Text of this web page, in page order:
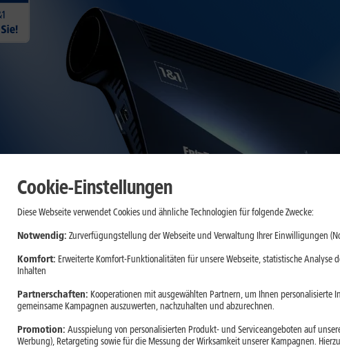
Cookie-Einstellungen
Diese Webseite verwendet Cookies und ähnliche Technologien für folgende Zwecke:
Notwendig: Zurverfügungstellung der Webseite und Verwaltung Ihrer Einwilligungen
Komfort: Erweiterte Komfort-Funktionalitäten für unsere Webseite, statistische
Inhalten
Partnerschaften: Kooperationen mit ausgewählten Partnern, um Ihnen personalisierte
gemeinsame Kampagnen auszuwerten, nachzuhalten und abzurechnen.
Promotion: Ausspielung von personalisierten Produkt- und Serviceangeboten auf
Werbung), Retargeting sowie für die Messung der Wirksamkeit unserer Kampagnen.